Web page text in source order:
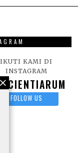
IKUTI KAMI DI
INSTAGRAM
SCIENTIARUM
FOLLOW US